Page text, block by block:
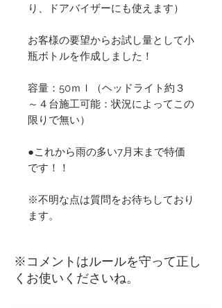
り、ドアバイザーにも使えます）
お客様の要望からお試し量として小
瓶ボトルを作成しました！
容量：50ｍｌ（ヘッドライト約３
～４台施工可能：状況によってこの
限りで無い）
●これから雨の多い7月末まで特価
です！！
※不明な点は質問をお待ちしており
ます。
​※コメントはルールを守って正し
くお使いくださいね。